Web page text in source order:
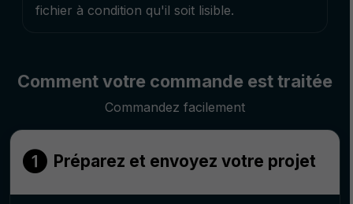
fichier à condition qu'il soit lisible.
Comment votre commande est traitée
Commandez facilement
Préparez et envoyez votre projet